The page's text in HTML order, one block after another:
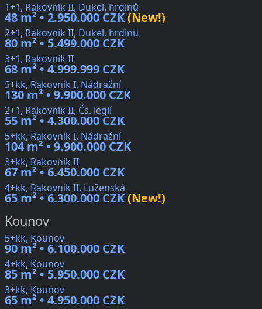
1+1, Rakovník II, Dukel. hrdinů
48 m² • 2.950.000 CZK(New!)
2+1, Rakovník II, Dukel. hrdinů
80 m² • 5.499.000 CZK
3+1, Rakovník II
68 m² • 4.999.999 CZK
5+kk, Rakovník I, Nádražní
130 m² • 9.900.000 CZK
2+1, Rakovník II, Čs. legií
55 m² • 4.300.000 CZK
5+kk, Rakovník I, Nádražní
104 m² • 9.900.000 CZK
3+kk, Rakovník II
67 m² • 6.450.000 CZK
4+kk, Rakovník II, Luženská
65 m² • 6.300.000 CZK(New!)
Kounov
5+kk, Kounov
90 m² • 6.100.000 CZK
4+kk, Kounov
85 m² • 5.950.000 CZK
3+kk, Kounov
65 m² • 4.950.000 CZK